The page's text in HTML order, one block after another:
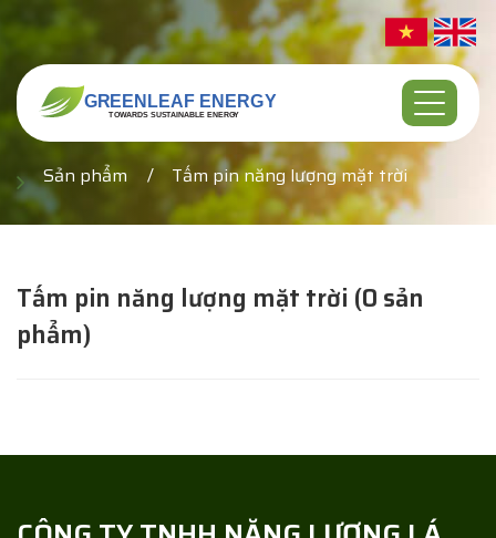
Sản phẩm Tấm pin năng lượng mặt trời
Tấm pin năng lượng mặt trời (0 sản
phẩm)